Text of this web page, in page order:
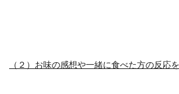
（２）お味の感想や一緒に食べた方の反応